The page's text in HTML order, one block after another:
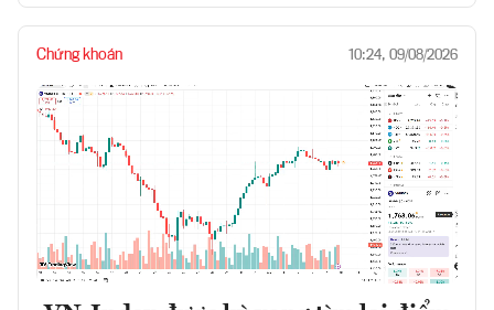
Chứng khoán 10:24, 09/08/2026